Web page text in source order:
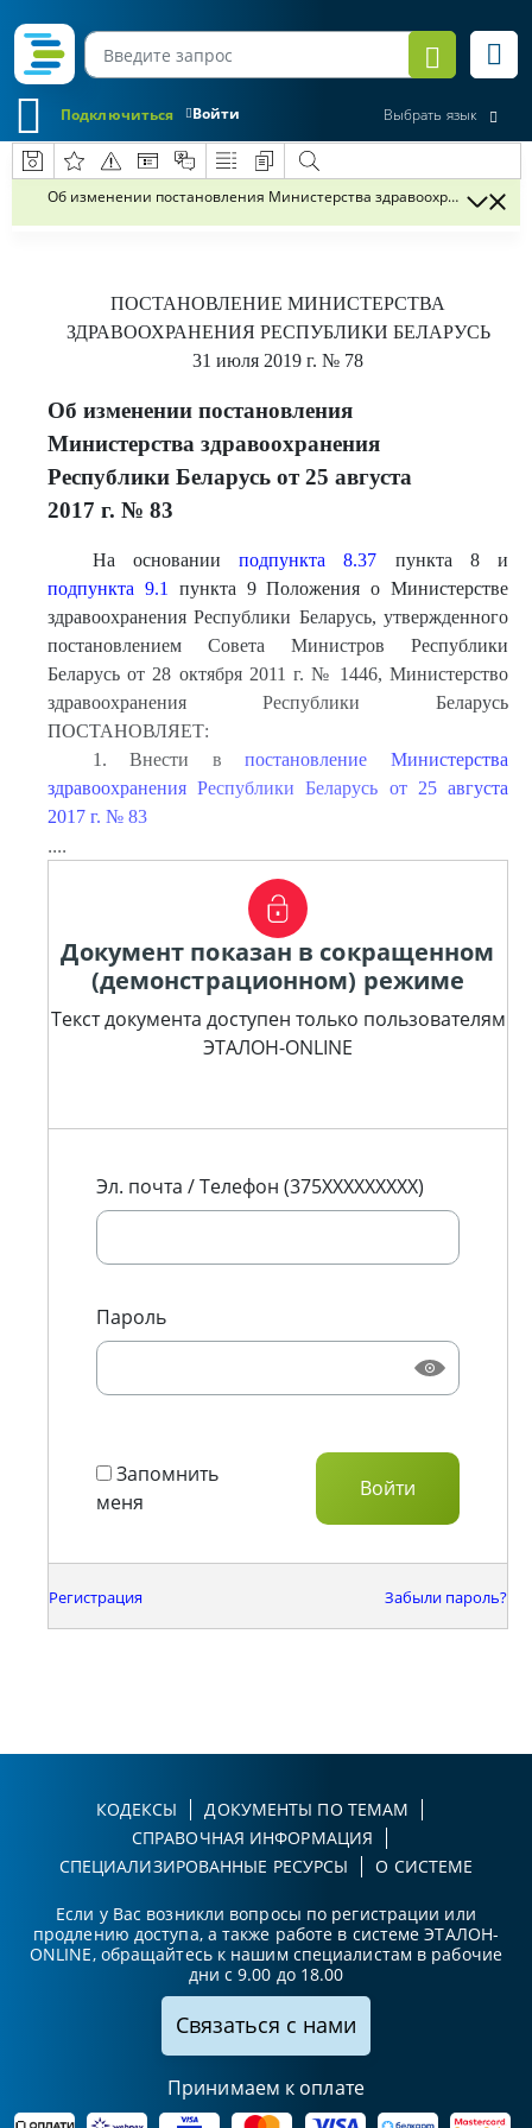
Войти
Подключиться Выбрать язык
Об изменении постановления Министерства здравоохранения
ПОСТАНОВЛЕНИЕ МИНИСТЕРСТВА
ЗДРАВООХРАНЕНИЯ РЕСПУБЛИКИ БЕЛАРУСЬ
31 июля 2019 г. № 78
Об изменении постановления
Министерства здравоохранения
Республики Беларусь от 25 августа
2017 г. № 83
На основанииподпункта 8.37 пункта 8 и
подпункта 9.1
пункта 9 Положения о Министерстве
здравоохранения Республики Беларусь, утвержденного
постановлением Совета Министров Республики
Беларусь от 28 октября 2011 г. № 1446, Министерство
здравоохранения Республики Беларусь
ПОСТАНОВЛЯЕТ:
1. Внести впостановление Министерства
здравоохранения Республики Беларусь от 25 августа
2017 г. № 83
....
Документ показан в сокращенном
(демонстрационном) режиме
Текст документа доступен только пользователям
ЭТАЛОН-ONLINE
Эл. почта / Телефон (375XXXXXXXXX)
Пароль
Запомнить
меня
Регистрация Забыли пароль?
КОДЕКСЫ
ДОКУМЕНТЫ ПО ТЕМАМ
СПРАВОЧНАЯ ИНФОРМАЦИЯ
СПЕЦИАЛИЗИРОВАННЫЕ РЕСУРСЫ
О СИСТЕМЕ
Если у Вас возникли вопросы по регистрации или
продлению доступа, а также работе в системе ЭТАЛОН-
ONLINE, обращайтесь к нашим специалистам в рабочие
дни с 9.00 до 18.00
Связаться с нами
Принимаем к оплате